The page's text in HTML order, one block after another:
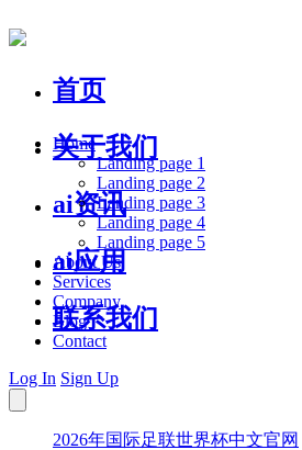
首页
关于我们
ai资讯
ai应用
联系我们
Home
Landing page 1
Landing page 2
Landing page 3
Landing page 4
Landing page 5
About Us
Services
Company
Blog
Contact
Log In Sign Up
2026年国际足联世界杯中文官网